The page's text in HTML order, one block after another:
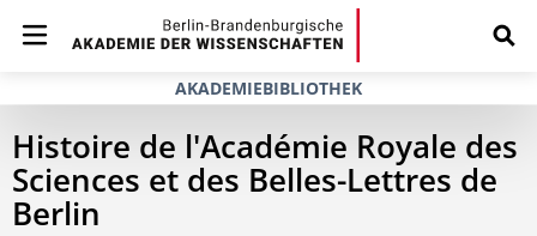
AKADEMIEBIBLIOTHEK
Histoire de l'Académie Royale des
Sciences et des Belles-Lettres de
Berlin